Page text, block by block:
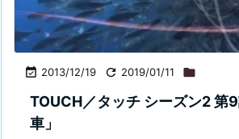
 2013/12/19  2019/01/11 
TOUCH／タッチ シーズン2 第
車」